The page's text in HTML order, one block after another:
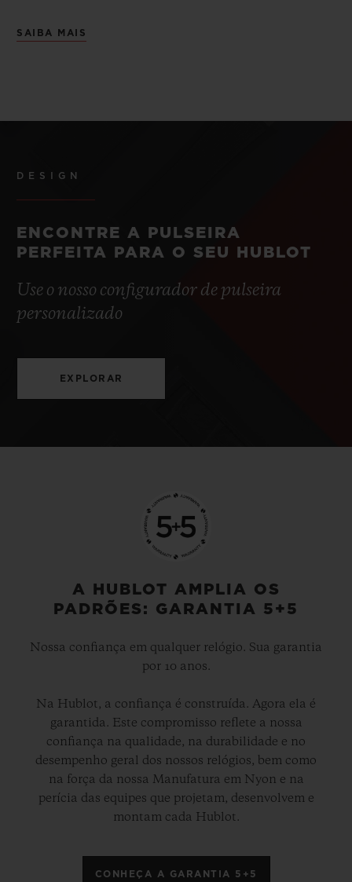
SAIBA MAIS
DESIGN
ENCONTRE A PULSEIRA
PERFEITA PARA O SEU HUBLOT
Use o nosso configurador de pulseira
personalizado
EXPLORAR
A HUBLOT AMPLIA OS
PADRÕES: GARANTIA 5+5
Nossa confiança em qualquer relógio. Sua garantia
por 10 anos.
Na Hublot, a confiança é construída. Agora ela é
garantida. Este compromisso reflete a nossa
confiança na qualidade, na durabilidade e no
desempenho geral dos nossos relógios, bem como
na força da nossa Manufatura em Nyon e na
perícia das equipes que projetam, desenvolvem e
montam cada Hublot.
CONHEÇA A GARANTIA 5+5